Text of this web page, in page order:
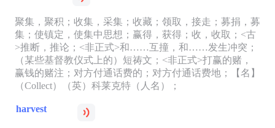
聚集，聚积；收集，采集；收藏；领取，接走；募捐，募
集；使镇定，使集中思想；赢得，获得；收，收取；<古
>推断，推论；<非正式>和……互撞，和……发生冲突；
（某些基督教仪式上的）短祷文；<非正式>打赢的赌，
赢钱的赌注；对方付通话费的；对方付通话费地；【名】
（Collect）（英）科莱克特（人名）；
harvest